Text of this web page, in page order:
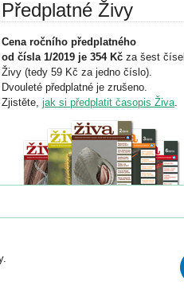
Předplatné Živy
Cena ročního předplatného
od čísla 1/2019 je 354 Kč za šest čísel
Živy (tedy 59 Kč za jedno číslo).
Dvouleté předplatné je zrušeno.
Zjistěte, jak si předplatit časopis Živa.